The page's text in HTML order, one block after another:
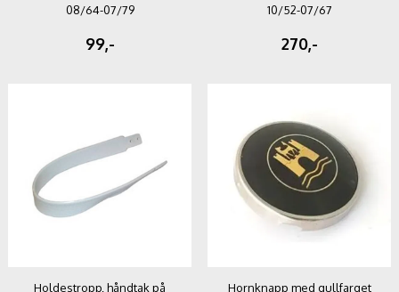
08/64-07/79
99,-
10/52-07/67
270,-
Holdestropp, håndtak på Hornknapp med gullfarget